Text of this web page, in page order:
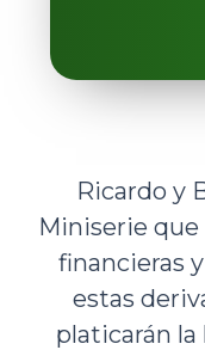
Ricardo y
Miniserie que
financieras
estas
platicarán